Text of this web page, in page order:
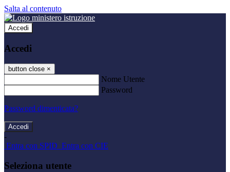
Salta al contenuto
Accedi
Accedi
button close ×
Nome Utente
Password
Password dimenticata?
-
Entra con SPID Entra con CIE
Seleziona utente